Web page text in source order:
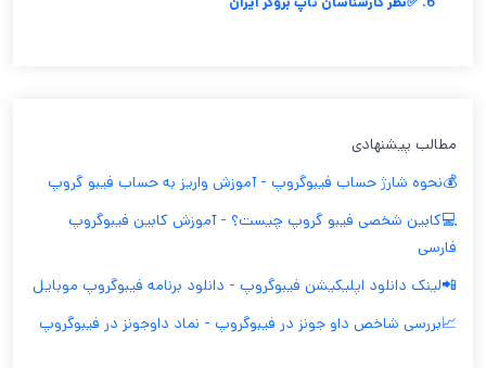
مطالب پیشنهادی
💰نحوه شارژ حساب فیبوگروپ - آموزش واريز به حساب فيبو گروپ
💻کابین شخصی فیبو گروپ چیست؟ - آموزش کابین فیبوگروپ
فارسی
📲لینک دانلود اپلیکیشن فیبوگروپ - دانلود برنامه فیبوگروپ موبایل
📈بررسی شاخص داو جونز در فیبوگروپ - نماد داوجونز در فیبوگروپ